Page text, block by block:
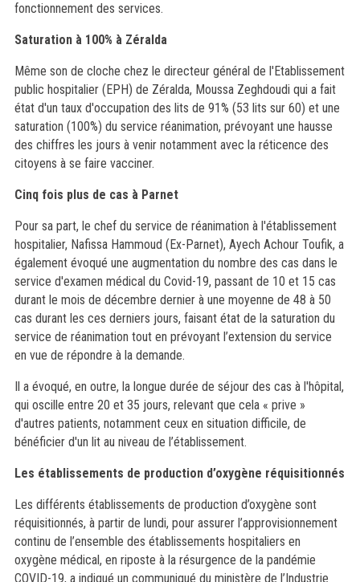
fonctionnement des services.
Saturation à 100% à Zéralda
Même son de cloche chez le directeur général de l'Etablissement
public hospitalier (EPH) de Zéralda, Moussa Zeghdoudi qui a fait
état d'un taux d'occupation des lits de 91% (53 lits sur 60) et une
saturation (100%) du service réanimation, prévoyant une hausse
des chiffres les jours à venir notamment avec la réticence des
citoyens à se faire vacciner.
Cinq fois plus de cas à Parnet
Pour sa part, le chef du service de réanimation à l'établissement
hospitalier, Nafissa Hammoud (Ex-Parnet), Ayech Achour Toufik, a
également évoqué une augmentation du nombre des cas dans le
service d'examen médical du Covid-19, passant de 10 et 15 cas
durant le mois de décembre dernier à une moyenne de 48 à 50
cas durant les ces derniers jours, faisant état de la saturation du
service de réanimation tout en prévoyant l’extension du service
en vue de répondre à la demande.
Il a évoqué, en outre, la longue durée de séjour des cas à l'hôpital,
qui oscille entre 20 et 35 jours, relevant que cela « prive »
d'autres patients, notamment ceux en situation difficile, de
bénéficier d'un lit au niveau de l’établissement.
Les établissements de production d’oxygène réquisitionnés
Les différents établissements de production d’oxygène sont
réquisitionnés, à partir de lundi, pour assurer l’approvisionnement
continu de l’ensemble des établissements hospitaliers en
oxygène médical, en riposte à la résurgence de la pandémie
COVID-19, a indiqué un communiqué du ministère de l’Industrie